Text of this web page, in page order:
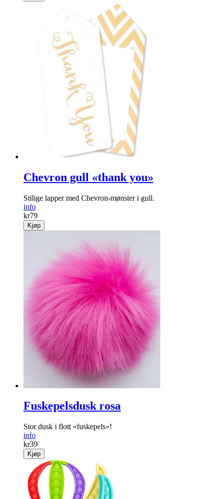
Chevron gull «thank you»
Stilige lapper med Chevron-mønster i gull.
info
kr79
Kjøp
Fuskepelsdusk rosa
Stor dusk i flott «fuskepels»!
info
kr39
Kjøp